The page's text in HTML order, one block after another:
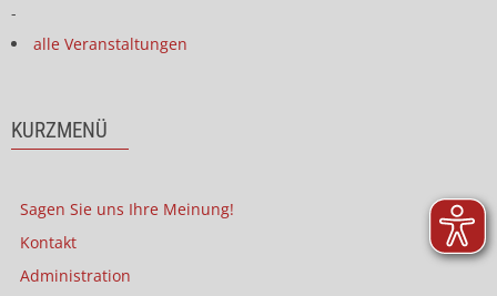
-
alle Veranstaltungen
KURZMENÜ
Sagen Sie uns Ihre Meinung!
Kontakt
Administration